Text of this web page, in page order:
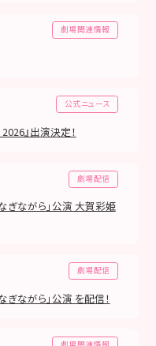
劇場関連情報
公式ニュース
』出演決定！
劇場配信
ぎながら」公演 大賀彩姫
劇場配信
ぎながら」公演 を配信！